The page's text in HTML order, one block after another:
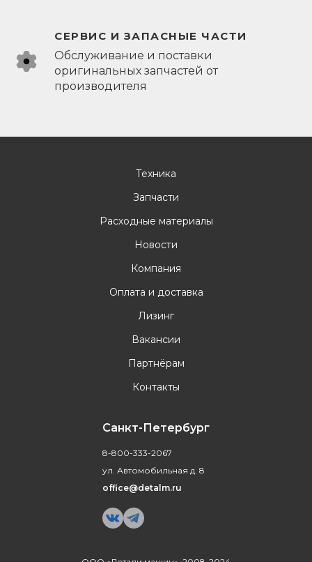
СЕРВИС И ЗАПАСНЫЕ ЧАСТИ
Обслуживание и поставки
оригинальных запчастей от
производителя
Техника
Запчасти
Расходные материалы
Новости
Компания
Оплата и доставка
Лизинг
Вакансии
Партнёрам
Контакты
Санкт-Петербург
8-800-333-2067
ул. Автомобильная д. 8
office@detalm.ru